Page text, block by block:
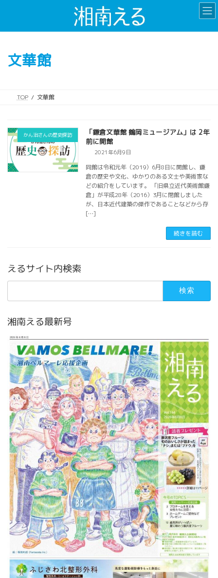
文華館
TOP 文華館
かん治さんの歴史探訪
「鎌倉文華館 鶴岡ミュージアム」は 2年
前に開館
2021年6月9日
同館は令和元年（2019）6月8日に開館し、鎌
倉の歴史や文化、ゆかりのある文士や美術家な
どの紹介をしています。 「旧県立近代美術館鎌
倉」が平成28年（2016）3月に閉館しました
が、日本近代建築の傑作であることなどから存
[…]
続きを読む
えるサイト内検索
検
湘南える最新号